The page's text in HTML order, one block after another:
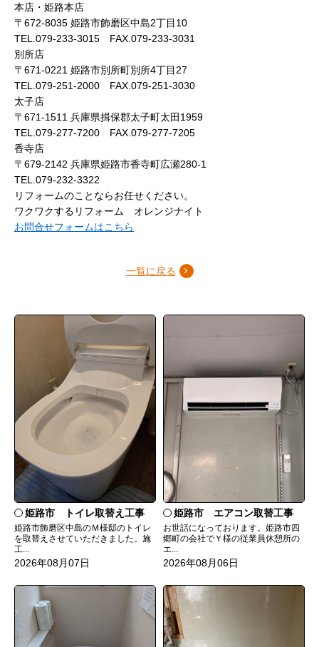
本店・姫路本店
〒672-8035 姫路市飾磨区中島2丁目10
TEL.079-233-3015 FAX.079-233-3031
別所店
〒671-0221 姫路市別所町別所4丁目27
TEL.079-251-2000 FAX.079-251-3030
太子店
〒671-1511 兵庫県揖保郡太子町太田1959
TEL.079-277-7200 FAX.079-277-7205
香寺店
〒679-2142 兵庫県姫路市香寺町広瀬280-1
TEL.079-232-3322
リフォームのことならお任せください。
ワクワクするリフォーム オレンジナイト
お問合せフォームはこちら
一覧に戻る
姫路市 トイレ取替え工事
姫路市飾磨区中島のＭ様邸のトイレ
を取替えさせていただきました。施
工...
2026年08月07日
姫路市 エアコン取替工事
お世話になっております。姫路市四
郷町の会社でＹ様の従業員休憩所の
エ...
2026年08月06日